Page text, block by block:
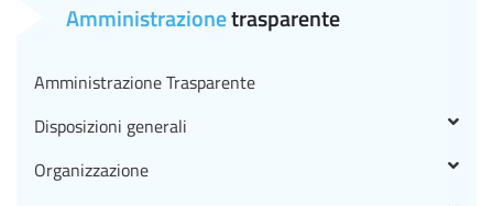
Amministrazionetrasparente
Amministrazione Trasparente
Disposizioni generali
Organizzazione